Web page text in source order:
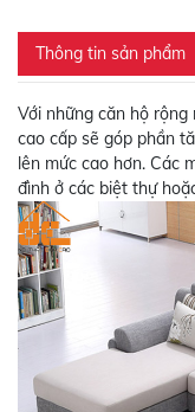
Thông tin sản phẩm
Với những căn hộ
cao cấp sẽ góp phần
lên mức cao hơn. Các
đình ở các biệt thự